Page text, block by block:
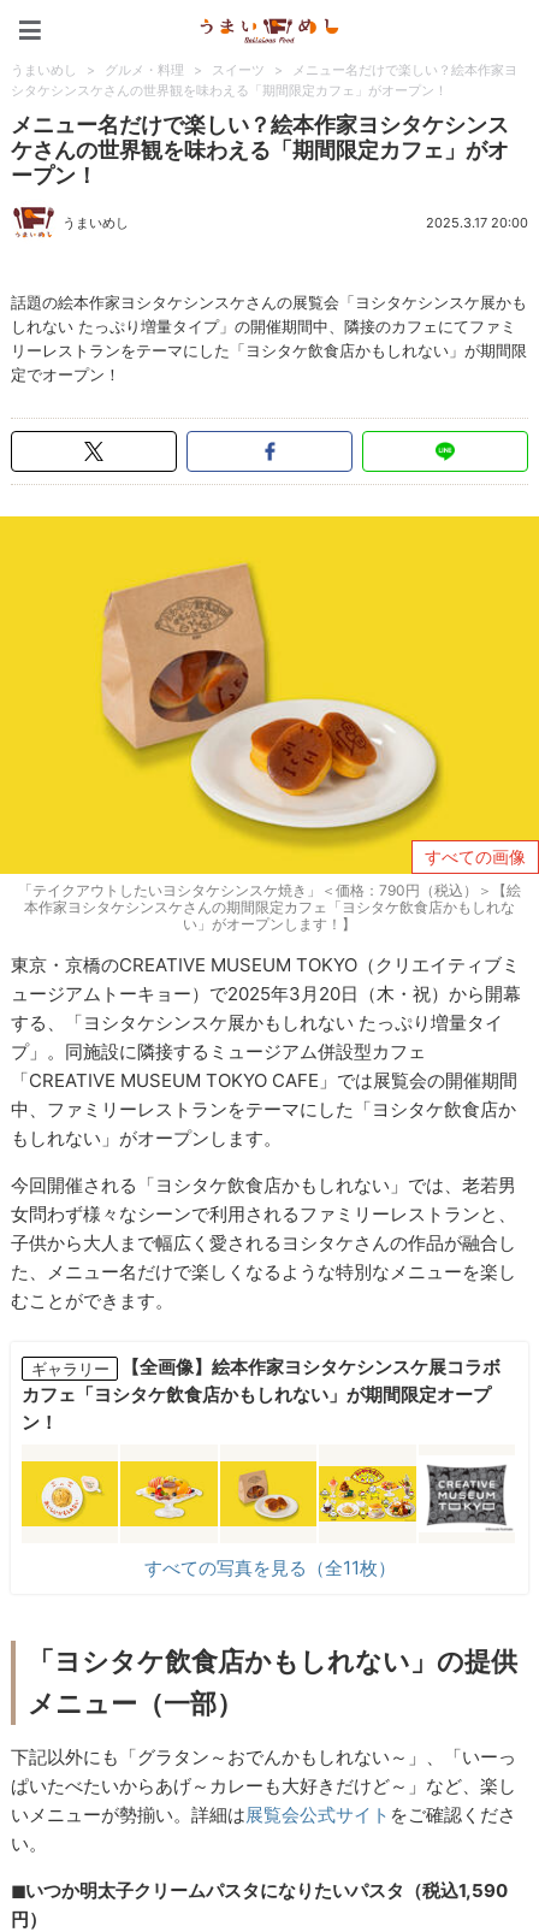
うまいめし > グルメ・料理 > スイーツ >
メニュー名だけで楽しい？絵本作家ヨ
シタケシンスケさんの世界観を味わえる「期間限定カフェ」がオープン！
メニュー名だけで楽しい？絵本作家ヨシタケシンス
ケさんの世界観を味わえる「期間限定カフェ」がオ
ープン！
うまいめし 2025.3.17 20:00
話題の絵本作家ヨシタケシンスケさんの展覧会「ヨシタケシンスケ展かも
しれない たっぷり増量タイプ」の開催期間中、隣接のカフェにてファミ
リーレストランをテーマにした「ヨシタケ飲食店かもしれない」が期間限
定でオープン！
すべての画像
「テイクアウトしたいヨシタケシンスケ焼き」＜価格：790円（税込）＞【絵
本作家ヨシタケシンスケさんの期間限定カフェ「ヨシタケ飲食店かもしれな
い」がオープンします！】
東京・京橋のCREATIVE MUSEUM TOKYO（クリエイティブミ
ュージアムトーキョー）で2025年3月20日（木・祝）から開幕
する、「ヨシタケシンスケ展かもしれない たっぷり増量タイ
プ」。同施設に隣接するミュージアム併設型カフェ
「CREATIVE MUSEUM TOKYO CAFE」では展覧会の開催期間
中、ファミリーレストランをテーマにした「ヨシタケ飲食店か
もしれない」がオープンします。
今回開催される「ヨシタケ飲食店かもしれない」では、老若男
女問わず様々なシーンで利用されるファミリーレストランと、
子供から大人まで幅広く愛されるヨシタケさんの作品が融合し
た、メニュー名だけで楽しくなるような特別なメニューを楽し
むことができます。
ギャラリー
【全画像】絵本作家ヨシタケシンスケ展コラボ
カフェ「ヨシタケ飲食店かもしれない」が期間限定オープ
ン！
すべての写真を見る（全11枚）
「ヨシタケ飲食店かもしれない」の提供
メニュー（一部）
下記以外にも「グラタン～おでんかもしれない～」、「いーっ
ぱいたべたいからあげ～カレーも大好きだけど～」など、楽し
いメニューが勢揃い。詳細は展覧会公式サイト をご確認くださ
い。
◼︎いつか明太子クリームパスタになりたいパスタ（税込1,590
円）